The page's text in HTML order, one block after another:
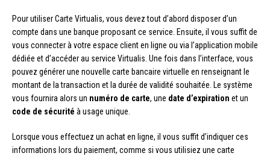
Pour utiliser Carte Virtualis, vous devez tout d’abord disposer d’un
compte dans une banque proposant ce service. Ensuite, il vous suffit de
vous connecter à votre espace client en ligne ou via l’application mobile
dédiée et d’accéder au service Virtualis. Une fois dans l’interface, vous
pouvez générer une nouvelle carte bancaire virtuelle en renseignant le
montant de la transaction et la durée de validité souhaitée. Le système
vous fournira alors un numéro de carte, une date d’expiration et un
code de sécurité à usage unique.
Lorsque vous effectuez un achat en ligne, il vous suffit d’indiquer ces
informations lors du paiement, comme si vous utilisiez une carte